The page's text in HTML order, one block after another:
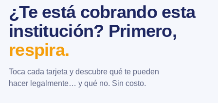
¿Te está cobrando esta
institución? Primero,
respira.
Toca cada tarjeta y descubre qué te pueden
hacer legalmente… y qué no. Sin costo.